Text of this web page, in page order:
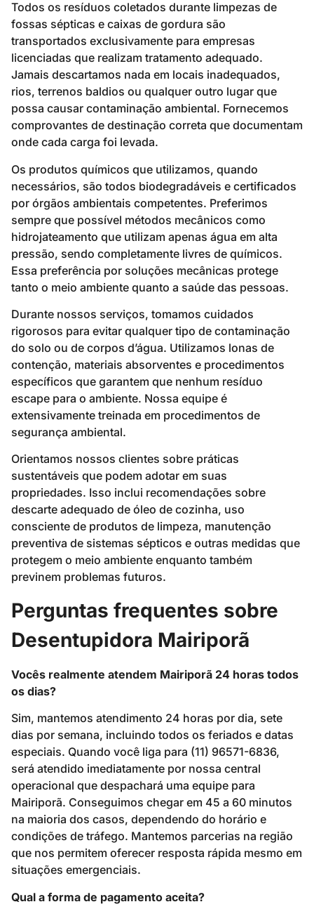
Todos os resíduos coletados durante limpezas de
fossas sépticas e caixas de gordura são
transportados exclusivamente para empresas
licenciadas que realizam tratamento adequado.
Jamais descartamos nada em locais inadequados,
rios, terrenos baldios ou qualquer outro lugar que
possa causar contaminação ambiental. Fornecemos
comprovantes de destinação correta que documentam
onde cada carga foi levada.
Os produtos químicos que utilizamos, quando
necessários, são todos biodegradáveis e certificados
por órgãos ambientais competentes. Preferimos
sempre que possível métodos mecânicos como
hidrojateamento que utilizam apenas água em alta
pressão, sendo completamente livres de químicos.
Essa preferência por soluções mecânicas protege
tanto o meio ambiente quanto a saúde das pessoas.
Durante nossos serviços, tomamos cuidados
rigorosos para evitar qualquer tipo de contaminação
do solo ou de corpos d’água. Utilizamos lonas de
contenção, materiais absorventes e procedimentos
específicos que garantem que nenhum resíduo
escape para o ambiente. Nossa equipe é
extensivamente treinada em procedimentos de
segurança ambiental.
Orientamos nossos clientes sobre práticas
sustentáveis que podem adotar em suas
propriedades. Isso inclui recomendações sobre
descarte adequado de óleo de cozinha, uso
consciente de produtos de limpeza, manutenção
preventiva de sistemas sépticos e outras medidas que
protegem o meio ambiente enquanto também
previnem problemas futuros.
Perguntas frequentes sobre
Desentupidora Mairiporã
Vocês realmente atendem Mairiporã 24 horas todos
os dias?
Sim, mantemos atendimento 24 horas por dia, sete
dias por semana, incluindo todos os feriados e datas
especiais. Quando você liga para (11) 96571-6836,
será atendido imediatamente por nossa central
operacional que despachará uma equipe para
Mairiporã. Conseguimos chegar em 45 a 60 minutos
na maioria dos casos, dependendo do horário e
condições de tráfego. Mantemos parcerias na região
que nos permitem oferecer resposta rápida mesmo em
situações emergenciais.
Qual a forma de pagamento aceita?